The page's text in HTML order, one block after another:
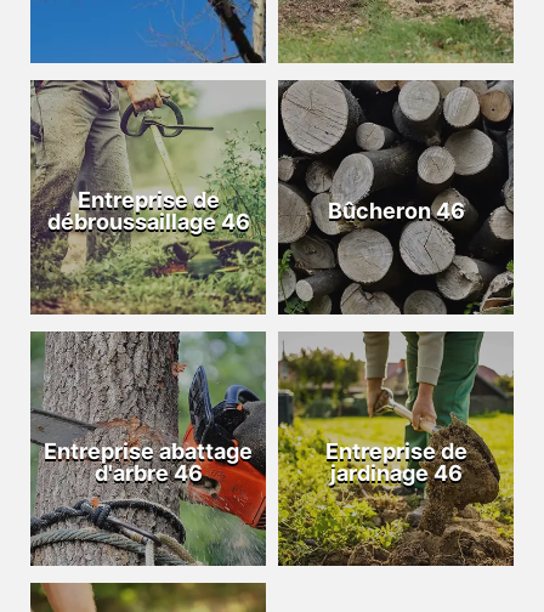
Entreprise de
débroussaillage 46
Bûcheron 46
Entreprise abattage
d'arbre 46
Entreprise de
jardinage 46